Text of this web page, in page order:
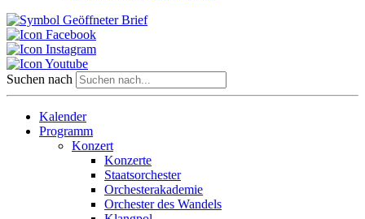
Suchen nach
Kalender
Programm
Konzert
Konzerte
Staatsorchester
Orchesterakademie
Orchester des Wandels